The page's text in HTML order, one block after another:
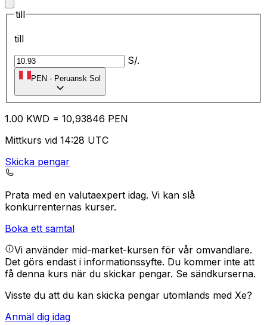
till
till
S/.
PEN - Peruansk Sol
1.00 KWD = 10,93846 PEN
Mittkurs vid 14:28 UTC
Skicka pengar
Prata med en valutaexpert idag. Vi kan slå
konkurrenternas kurser.
Boka ett samtal
Vi använder mid-market-kursen för vår omvandlare.
Det görs endast i informationssyfte. Du kommer inte att
få denna kurs när du skickar pengar. Se sändkurserna.
Visste du att du kan skicka pengar utomlands med Xe?
Anmäl dig idag